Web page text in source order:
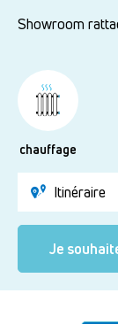
Showroom
chauffage
Itinéraire
Je